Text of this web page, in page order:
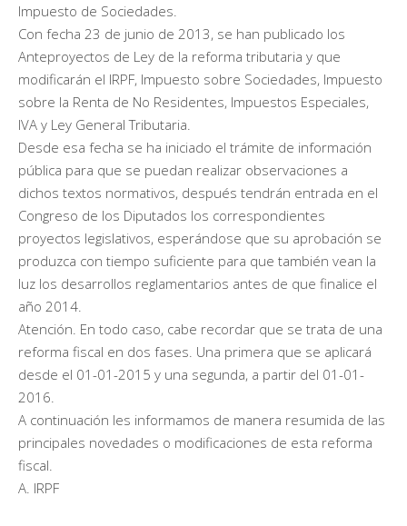
Impuesto de Sociedades.
Con fecha 23 de junio de 2013, se han publicado los
Anteproyectos de Ley de la reforma tributaria y que
modificarán el IRPF, Impuesto sobre Sociedades, Impuesto
sobre la Renta de No Residentes, Impuestos Especiales,
IVA y Ley General Tributaria.
Desde esa fecha se ha iniciado el trámite de información
pública para que se puedan realizar observaciones a
dichos textos normativos, después tendrán entrada en el
Congreso de los Diputados los correspondientes
proyectos legislativos, esperándose que su aprobación se
produzca con tiempo suficiente para que también vean la
luz los desarrollos reglamentarios antes de que finalice el
año 2014.
Atención. En todo caso, cabe recordar que se trata de una
reforma fiscal en dos fases. Una primera que se aplicará
desde el 01-01-2015 y una segunda, a partir del 01-01-
2016.
A continuación les informamos de manera resumida de las
principales novedades o modificaciones de esta reforma
fiscal.
A. IRPF